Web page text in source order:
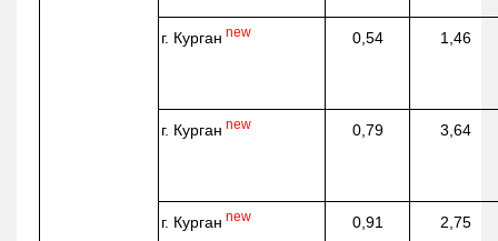
г. Курган new 0,54 1,46
г. Курган new 0,79 3,64
г. Курган new 0,91 2,75